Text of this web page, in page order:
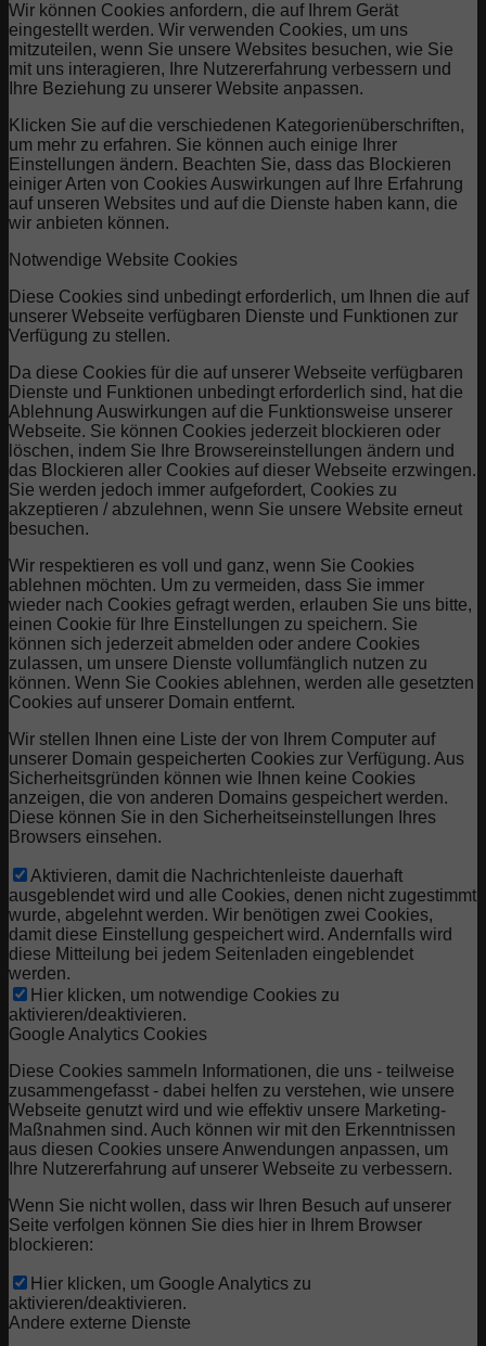
Wir können Cookies anfordern, die auf Ihrem Gerät
eingestellt werden. Wir verwenden Cookies, um uns
mitzuteilen, wenn Sie unsere Websites besuchen, wie Sie
mit uns interagieren, Ihre Nutzererfahrung verbessern und
Ihre Beziehung zu unserer Website anpassen.
Klicken Sie auf die verschiedenen Kategorienüberschriften,
um mehr zu erfahren. Sie können auch einige Ihrer
Einstellungen ändern. Beachten Sie, dass das Blockieren
einiger Arten von Cookies Auswirkungen auf Ihre Erfahrung
auf unseren Websites und auf die Dienste haben kann, die
wir anbieten können.
Notwendige Website Cookies
Diese Cookies sind unbedingt erforderlich, um Ihnen die auf
unserer Webseite verfügbaren Dienste und Funktionen zur
Verfügung zu stellen.
Da diese Cookies für die auf unserer Webseite verfügbaren
Dienste und Funktionen unbedingt erforderlich sind, hat die
Ablehnung Auswirkungen auf die Funktionsweise unserer
Webseite. Sie können Cookies jederzeit blockieren oder
löschen, indem Sie Ihre Browsereinstellungen ändern und
das Blockieren aller Cookies auf dieser Webseite erzwingen.
Sie werden jedoch immer aufgefordert, Cookies zu
akzeptieren / abzulehnen, wenn Sie unsere Website erneut
besuchen.
Wir respektieren es voll und ganz, wenn Sie Cookies
ablehnen möchten. Um zu vermeiden, dass Sie immer
wieder nach Cookies gefragt werden, erlauben Sie uns bitte,
einen Cookie für Ihre Einstellungen zu speichern. Sie
können sich jederzeit abmelden oder andere Cookies
zulassen, um unsere Dienste vollumfänglich nutzen zu
können. Wenn Sie Cookies ablehnen, werden alle gesetzten
Cookies auf unserer Domain entfernt.
Wir stellen Ihnen eine Liste der von Ihrem Computer auf
unserer Domain gespeicherten Cookies zur Verfügung. Aus
Sicherheitsgründen können wie Ihnen keine Cookies
anzeigen, die von anderen Domains gespeichert werden.
Diese können Sie in den Sicherheitseinstellungen Ihres
Browsers einsehen.
Aktivieren, damit die Nachrichtenleiste dauerhaft
ausgeblendet wird und alle Cookies, denen nicht zugestimmt
wurde, abgelehnt werden. Wir benötigen zwei Cookies,
damit diese Einstellung gespeichert wird. Andernfalls wird
diese Mitteilung bei jedem Seitenladen eingeblendet
werden.
Hier klicken, um notwendige Cookies zu
aktivieren/deaktivieren.
Google Analytics Cookies
Diese Cookies sammeln Informationen, die uns - teilweise
zusammengefasst - dabei helfen zu verstehen, wie unsere
Webseite genutzt wird und wie effektiv unsere Marketing-
Maßnahmen sind. Auch können wir mit den Erkenntnissen
aus diesen Cookies unsere Anwendungen anpassen, um
Ihre Nutzererfahrung auf unserer Webseite zu verbessern.
Wenn Sie nicht wollen, dass wir Ihren Besuch auf unserer
Seite verfolgen können Sie dies hier in Ihrem Browser
blockieren:
Hier klicken, um Google Analytics zu
aktivieren/deaktivieren.
Andere externe Dienste